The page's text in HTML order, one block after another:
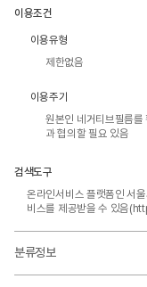
이용조건
이용유형
제한없음
이용주기
원본인 네거티브필름
과 협의할 필요 있음
검색도구
온라인서비스 플랫폼인 서
비스를 제공받을 수 있음
분류정보